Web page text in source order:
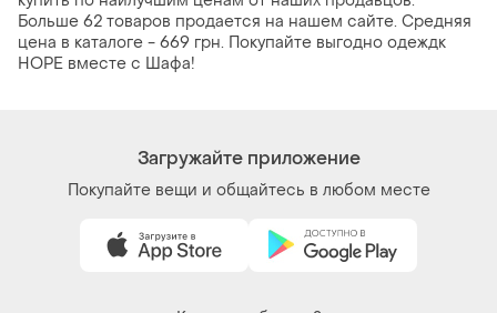
Больше 62 товаров продается на нашем сайте. Средняя
цена в каталоге - 669 грн. Покупайте выгодно одеждк
HOPE вместе с Шафа!
Загружайте приложение
Покупайте вещи и общайтесь в любом месте